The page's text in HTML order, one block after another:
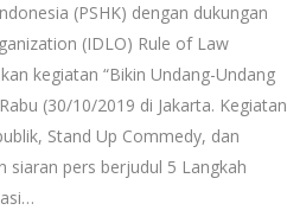
(PSHK) dengan dukungan
(IDLO) Rule of Law
kegiatan “Bikin Undang-Undang
(30/10/2019 di Jakarta. Kegiatan
Stand Up Commedy, dan
siaran pers berjudul 5 Langkah